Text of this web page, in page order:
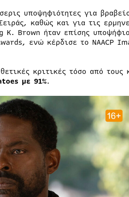
υποψηφιότητες για
καθώς και για τις
Brown ήταν επίσης
ενώ κέρδισε το NAACP
κριτικές τόσο από τους
με 91%.